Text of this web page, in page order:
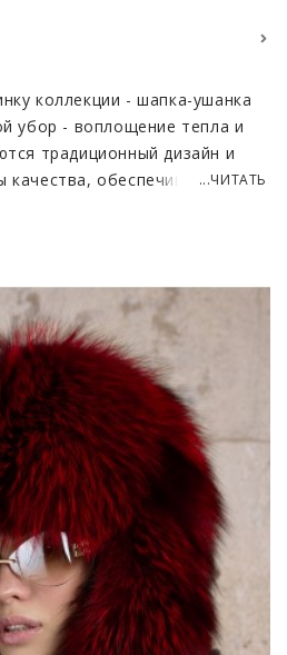
коллекции - шапка-ушанка
убор - воплощение тепла и
традиционный дизайн и
качества, обеспечивая
и неповторимый стиль.
сочетающая в себе
черный, подчеркивает
взгляды. Ворс
игру оттенков,
шарм.
головной убор, а инвестиция в
незаменимым
время года, надежно защищая
этом подчеркивая
своего владельца. Эта шапка
традиции и
характер, состав и
...ЧИТАТЬ